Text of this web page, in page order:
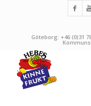
Göteborg: +46 (0)31